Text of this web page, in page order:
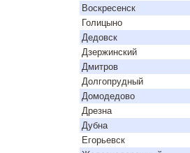
Воскресенск
Голицыно
Дедовск
Дзержинский
Дмитров
Долгопрудный
Домодедово
Дрезна
Дубна
Егорьевск